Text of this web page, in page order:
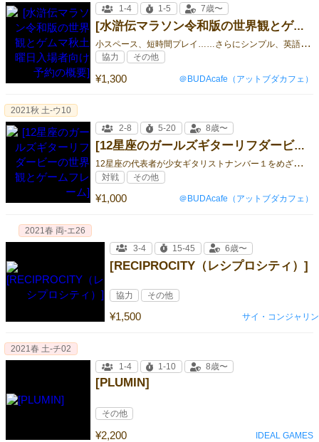
[水滸伝マラソン令和版の世界観とゲムマ秋土曜日入場者向け予約の概要]
小
スペース、短時間プレイ……さらにシンプル、英語ルールも加わり新定番ミニマムゲームの仲間入りに！？
¥1,300
1-4 1-5 7歳〜
協力 その他
＠BUDAcafe（アットブダカフェ）
[12星座のガールズギターリフダービーの世界観とゲームフレーム]
1
2星座の代表者が少女ギタリストナンバー１をめざすミニマムゲーム
¥1,000
2021秋 土-ウ10
2-8
5-20 8歳〜
対戦 その他
＠BUDAcafe（アットブダカフェ）
[RECIPROCITY（レシプロシティ）]
¥1,500
2021春 両-エ26
3-4
15-45 6歳〜
協力 その他
サイ・コンジャリ
[PLUMIN]
¥2,200
2021春 土-チ02
1-4
1-10 8歳〜
その他
IDEAL GAMES